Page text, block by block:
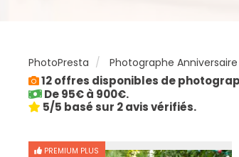
PhotoPresta Photographe
12 offres disponibles de
De 95€ à 900€.
5/5 basé sur 2 avis vérifiés.
PREMIUM PLUS